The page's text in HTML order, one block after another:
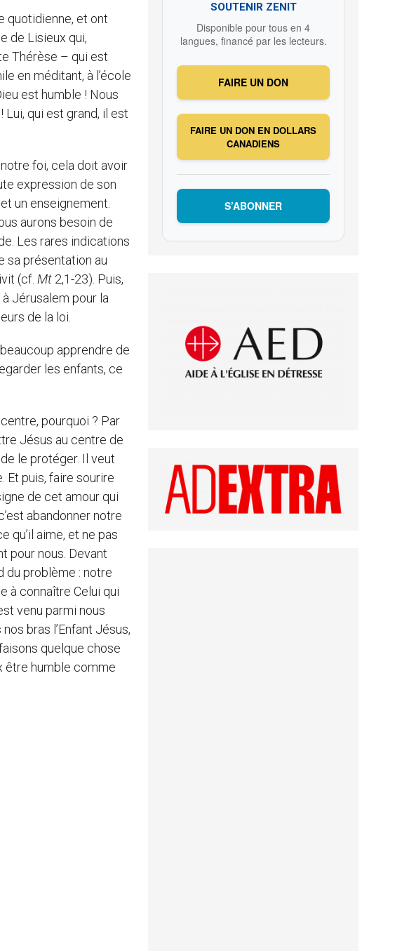
quotidienne, et ont
de Lisieux qui,
Thérèse – qui est
en méditant, à l’école
est humble ! Nous
qui est grand, il est
foi, cela doit avoir
expression de son
un enseignement.
aurons besoin de
Les rares indications
sa présentation au
(cf. Mt 2,1-23). Puis,
Jérusalem pour la
de la loi.
apprendre de
les enfants, ce
pourquoi ? Par
Jésus au centre de
le protéger. Il veut
Et puis, faire sourire
de cet amour qui
abandonner notre
qu’il aime, et ne pas
pour nous. Devant
du problème : notre
à connaître Celui qui
venu parmi nous
bras l’Enfant Jésus,
quelque chose
être humble comme
SOUTENIR ZENIT
Disponible pour tous en 4
langues, financé par les lecteurs.
FAIRE UN DON
FAIRE UN DON EN DOLLARS
CANADIENS
S’ABONNER